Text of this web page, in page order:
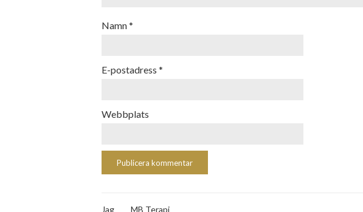
Namn*
E-postadress *
Webbplats
Jag MB Terapi